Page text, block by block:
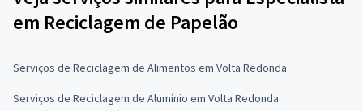
em Reciclagem de Papelão
Serviços de Reciclagem de Alimentos em Volta Redonda
Serviços de Reciclagem de Alumínio em Volta Redonda